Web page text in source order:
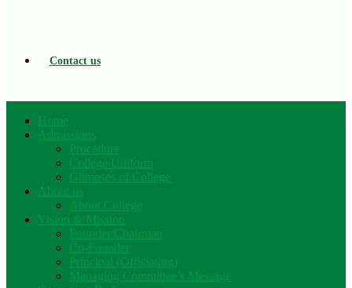
Contact us
Home
Admissions
Procedure
College Uniform
Glimpses of College
About us
About College
Vision & Mission
Founder/Chairman
Co-Founder
Principal (Officiating)
Managing Committee’s Message